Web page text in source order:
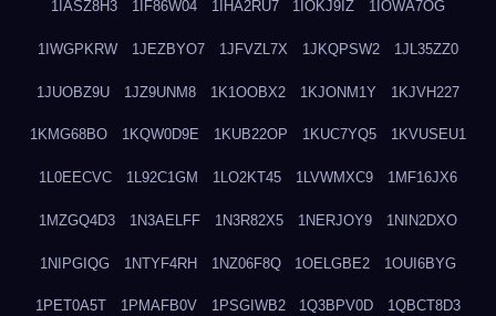
1IASZ8H3 1IF86W04 1IHA2RU7 1IOKJ9IZ 1IOWA7OG
1IWGPKRW 1JEZBYO7 1JFVZL7X 1JKQPSW2 1JL35ZZ0
1JUOBZ9U 1JZ9UNM8 1K1OOBX2 1KJONM1Y 1KJVH227
1KMG68BO 1KQW0D9E 1KUB22OP 1KUC7YQ5 1KVUSEU1
1L0EECVC 1L92C1GM 1LO2KT45 1LVWMXC9 1MF16JX6
1MZGQ4D3 1N3AELFF 1N3R82X5 1NERJOY9 1NIN2DXO
1NIPGIQG 1NTYF4RH 1NZ06F8Q 1OELGBE2 1OUI6BYG
1PET0A5T 1PMAFB0V 1PSGIWB2 1Q3BPV0D 1QBCT8D3